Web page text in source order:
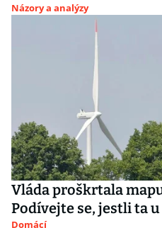
Názory a analýzy
Vláda proškrtala
Podívejte se, jestli ta
Domácí